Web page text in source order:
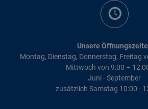
Unsere
Montag, Dienstag, Donnerstag, Freitag
Mittwoch von 9:00 –
Juni - September
zusätzlich Samstag 10:00 -